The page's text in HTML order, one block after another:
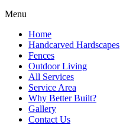
Menu
Home
Handcarved Hardscapes
Fences
Outdoor Living
All Services
Service Area
Why Better Built?
Gallery
Contact Us